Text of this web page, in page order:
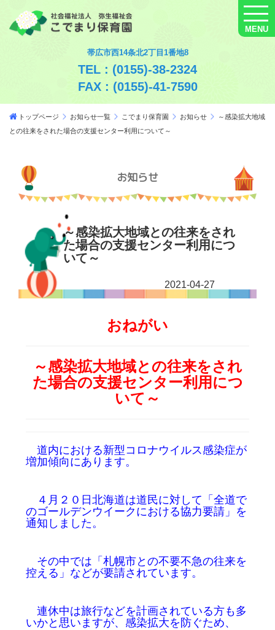
帯広市西14条北2丁目1番地8
TEL : (0155)-38-2324
FAX : (0155)-41-7590
MENU
トップページ お知らせ一覧 こでまり保育園 お知らせ
～感染拡大地域
との往来をされた場合の支援センター利用について～
お知らせ
～感染拡大地域との往来をされ
た場合の支援センター利用につ
いて～
2021-04-27
おねがい
～感染拡大地域との往来をされ
た場合の支援センター利用につ
いて～
道内における新型コロナウイルス感染症が
増加傾向にあります。
４月２０日北海道は道民に対して「全道で
のゴールデンウイークにおける協力要請」を
通知しました。
その中では「札幌市との不要不急の往来を
控える」などが要請されています。
連休中は旅行などを計画されている方も多
いかと思いますが、感染拡大を防ぐため、